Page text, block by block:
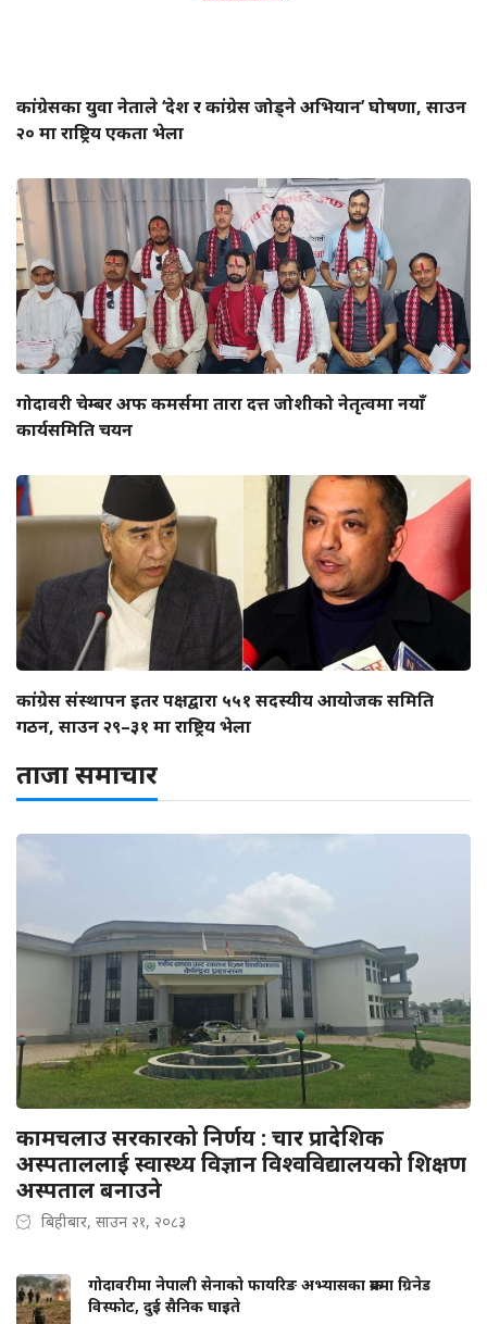
कांग्रेसका युवा नेताले ‘देश र कांग्रेस जोड्ने अभियान’ घोषणा, साउन
२० मा राष्ट्रिय एकता भेला
गोदावरी चेम्बर अफ कमर्समा तारा दत्त जोशीको नेतृत्वमा नयाँ
कार्यसमिति चयन
कांग्रेस संस्थापन इतर पक्षद्वारा ५५१ सदस्यीय आयोजक समिति
गठन, साउन २९–३१ मा राष्ट्रिय भेला
ताजा समाचार
कामचलाउ सरकारको निर्णय : चार प्रादेशिक
अस्पताललाई स्वास्थ्य विज्ञान विश्वविद्यालयको शिक्षण
अस्पताल बनाउने
बिहीबार, साउन २१, २०८३
गोदावरीमा नेपाली सेनाको फायरिङ अभ्यासका क्रममा ग्रिनेड
विस्फोट, दुई सैनिक घाइते